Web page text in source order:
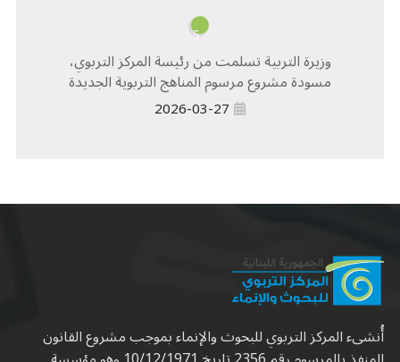
5
وزيرة التربية تسلمت من رئيسة المركز التربوي،
مسودة مشروع مرسوم المناهج التربوية الجديدة
2026-03-27
أُنشىء المركز التربوي للبحوث والإنماء بموجب مشروع القانون